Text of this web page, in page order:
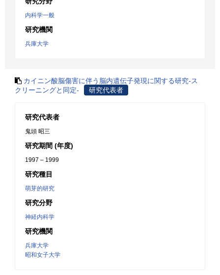
内科学一般
研究機関
兵庫大学
カイニン酸脳傷害に伴う脳内遺伝子発現に関する研究-ス
クリーニングと同定-
研究代表者
研究代表者
鬼頭 昭三
研究期間 (年度)
1997 – 1999
研究種目
萌芽的研究
研究分野
神経内科学
研究機関
兵庫大学
昭和女子大学